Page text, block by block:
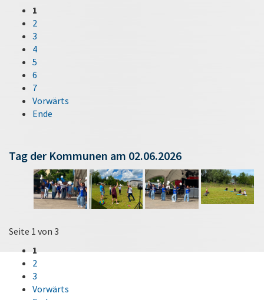
1
2
3
4
5
6
7
Vorwärts
Ende
Tag der Kommunen am 02.06.2026
Seite 1 von 3
1
2
3
Vorwärts